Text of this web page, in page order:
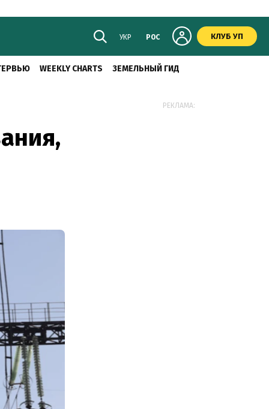
УКР РОС КЛУБ УП
WEEKLY CHARTS ЗЕМЕЛЬНЫЙ ГИД
РЕКЛАМА: